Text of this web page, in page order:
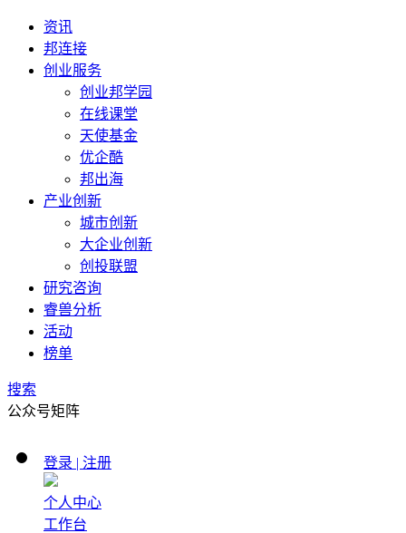
资讯
邦连接
创业服务
创业邦学园
在线课堂
天使基金
优企酷
邦出海
产业创新
城市创新
大企业创新
创投联盟
研究咨询
睿兽分析
活动
榜单
搜索
公众号矩阵
登录 | 注册
个人中心
工作台